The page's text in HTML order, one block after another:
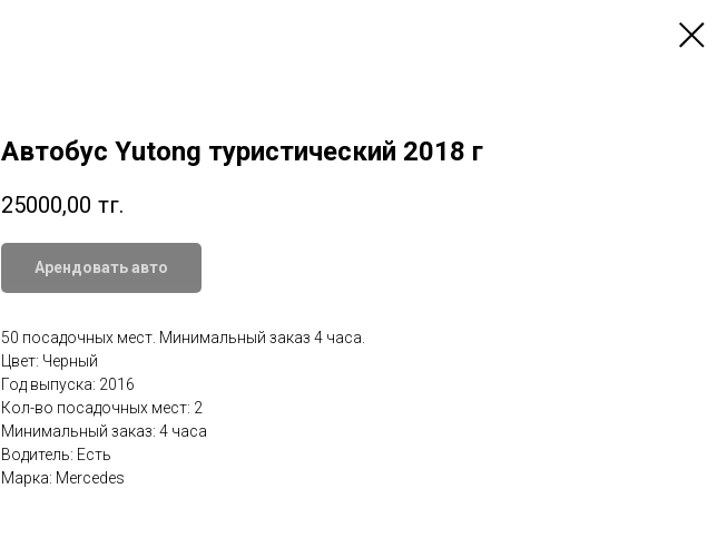
Автобус Yutong туристический 2018 г
25000,00 тг.
Арендовать авто
50 посадочных мест. Минимальный заказ 4 часа.
Цвет: Черный
Год выпуска: 2016
Кол-во посадочных мест: 2
Минимальный заказ: 4 часа
Водитель: Есть
Марка: Mercedes